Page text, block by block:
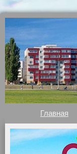
Главная